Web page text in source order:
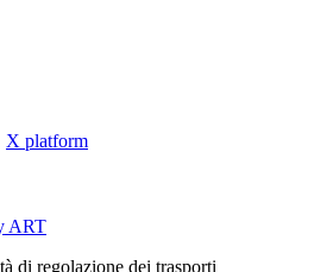
X platform
ART
di regolazione dei trasporti